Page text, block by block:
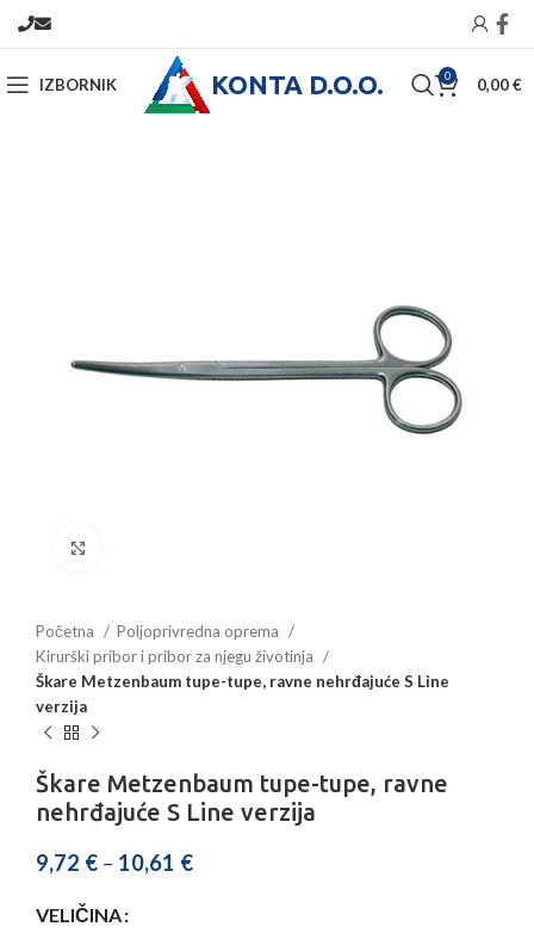
IZBORNIK KONTA D.O.O. 0 0,00€
Početna
Poljoprivredna oprema
Kirurški pribor i pribor za njegu životinja
Škare Metzenbaum tupe-tupe, ravne nehrđajuće S Line
verzija
Škare Metzenbaum tupe-tupe, ravne
nehrđajuće S Line verzija
9,72 € – 10,61 €
VELIČINA